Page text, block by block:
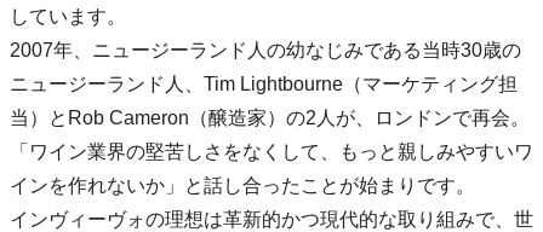
しています。
2007年、ニュージーランド人の幼なじみである当時30歳の
ニュージーランド人、Tim Lightbourne（マーケティング担
当）とRob Cameron（醸造家）の2人が、ロンドンで再会。
「ワイン業界の堅苦しさをなくして、もっと親しみやすいワ
インを作れないか」と話し合ったことが始まりです。
インヴィーヴォの理想は革新的かつ現代的な取り組みで、世